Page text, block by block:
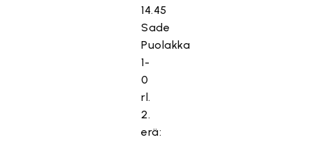
14.45
Sade
Puolakka
1-
0
rl.
2.
erä: